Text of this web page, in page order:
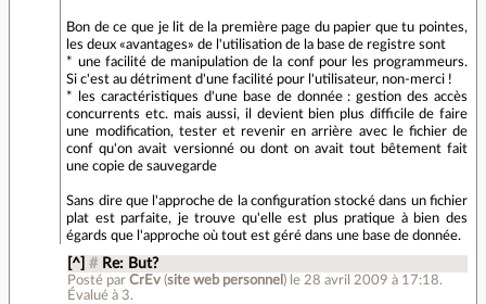
Bon de ce que je lit de la première page du papier que tu pointes,
les deux «avantages» de l'utilisation de la base de registre sont
* une facilité de manipulation de la conf pour les programmeurs.
Si c'est au détriment d'une facilité pour l'utilisateur, non-merci !
* les caractéristiques d'une base de donnée : gestion des accès
concurrents etc. mais aussi, il devient bien plus difficile de faire
une modification, tester et revenir en arrière avec le fichier de
conf qu'on avait versionné ou dont on avait tout bêtement fait
une copie de sauvegarde
Sans dire que l'approche de la configuration stocké dans un fichier
plat est parfaite, je trouve qu'elle est plus pratique à bien des
égards que l'approche où tout est géré dans une base de donnée.
[^] # Re: But?
Posté par CrEv(site web personnel ) le 28 avril 2009 à 17:18.
Évalué à 3.